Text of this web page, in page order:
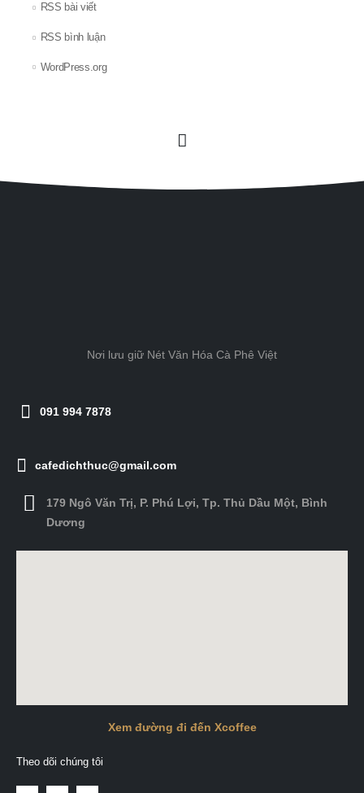
RSS bài viết
RSS bình luận
WordPress.org
Nơi lưu giữ Nét Văn Hóa Cà Phê Việt
091 994 7878
cafedichthuc@gmail.com
179 Ngô Văn Trị, P. Phú Lợi, Tp. Thủ Dầu Một, Bình
Dương
Xem đường đi đến Xcoffee
Theo dõi chúng tôi